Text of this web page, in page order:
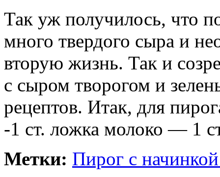
Так уж получилось, что
много твердого сыра и
вторую жизнь. Так и
с сыром творогом и
рецептов. Итак, для
-1 ст. ложка молоко — 1
Метки: Пирог с